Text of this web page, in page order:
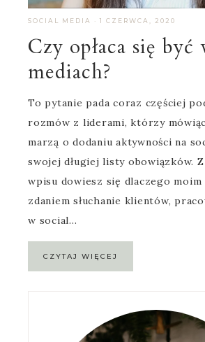
SOCIAL MEDIA · 1 CZERWCA, 2020
Czy opłaca się być
mediach?
To pytanie pada coraz częściej
rozmów z liderami, którzy
marzą o dodaniu aktywności na
swojej długiej listy obowiązków.
wpisu dowiesz się dlaczego moim
zdaniem słuchanie klientów,
w social…
CZYTAJ WIĘCEJ